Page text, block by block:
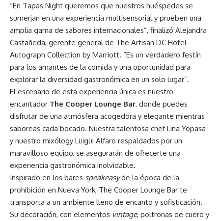
“En Tapas Night queremos que nuestros huéspedes se
sumerjan en una experiencia multisensorial y prueben una
amplia gama de sabores internacionales”, finalizó Alejandra
Castañeda, gerente general de The Artisan DC Hotel –
Autograph Collection by Marriott. “Es un verdadero festín
para los amantes de la comida y una oportunidad para
explorar la diversidad gastronómica en un solo lugar”.
El escenario de esta experiencia única es nuestro
encantador The Cooper Lounge Bar, donde puedes
disfrutar de una atmósfera acogedora y elegante mientras
saboreas cada bocado. Nuestra talentosa chef Lina Yopasa
y nuestro mixólogy Lüigüi Alfaro respaldados por un
maravilloso equipo, se asegurarán de ofrecerte una
experiencia gastronómica inolvidable.
Inspirado en los bares speakeasyde la época de la
prohibición en Nueva York, The Cooper Lounge Bar te
transporta a un ambiente lleno de encanto y sofisticación.
Su decoración, con elementos vintage, poltronas de cuero y